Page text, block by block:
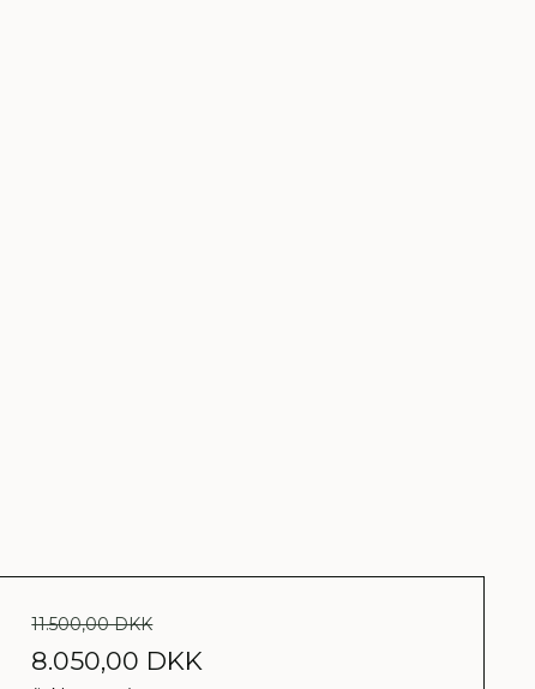
11.500,00 DKK
8.050,00 DKK